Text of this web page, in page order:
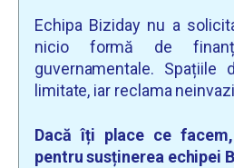
Echipa Biziday nu a
nicio formă de
guvernamentale. Spațiile
limitate, iar reclama
Dacă îți place ce
pentru susținerea echipei